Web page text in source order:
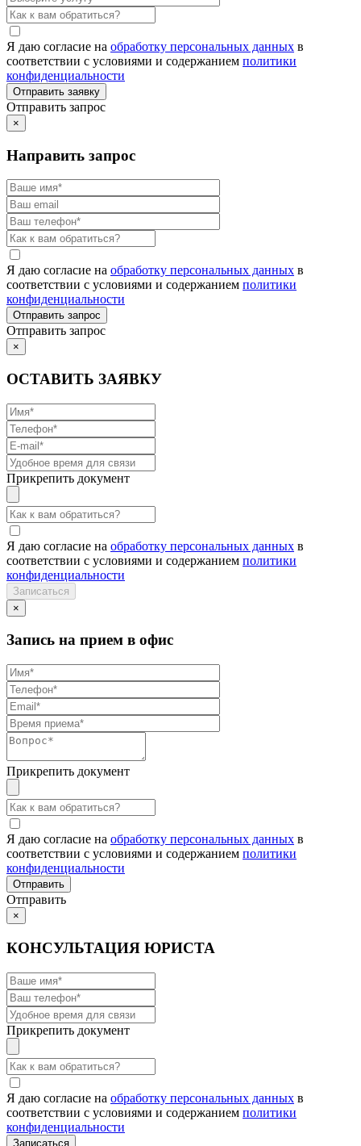
Я даю согласие на обработку персональных данных в
соответствии с условиями и содержанием политики
конфиденциальности
Отправить запрос
×
Направить запрос
Я даю согласие на обработку персональных данных в
соответствии с условиями и содержанием политики
конфиденциальности
Отправить запрос
×
ОСТАВИТЬ ЗАЯВКУ
Прикрепить документ
Я даю согласие на обработку персональных данных в
соответствии с условиями и содержанием политики
конфиденциальности
×
Запись на прием в офис
Прикрепить документ
Я даю согласие на обработку персональных данных в
соответствии с условиями и содержанием политики
конфиденциальности
Отправить
×
КОНСУЛЬТАЦИЯ ЮРИСТА
Прикрепить документ
Я даю согласие на обработку персональных данных в
соответствии с условиями и содержанием политики
конфиденциальности